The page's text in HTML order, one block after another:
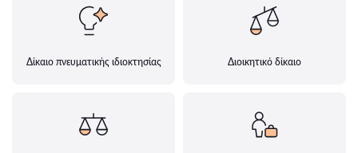
Δίκαιο πνευματικής ιδιοκτησίας Διοικητικό δίκαιο